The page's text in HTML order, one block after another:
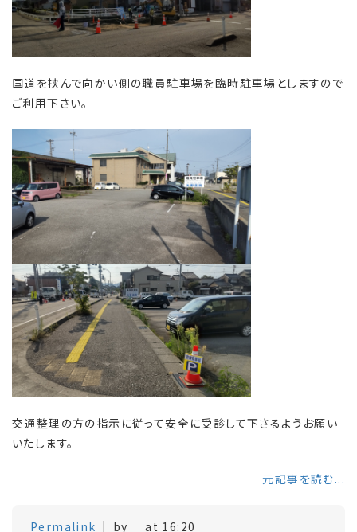
国道を挟んで向かい側の職員駐車場を臨時駐車場としますので
ご利用下さい。
交通整理の方の指示に従って安全に受診して下さるようお願い
いたします。
元記事を読む...
Permalink by at 16:20